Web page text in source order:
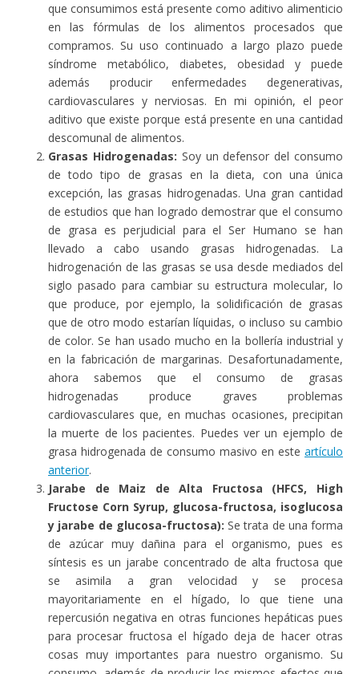
que consumimos está presente como aditivo alimenticio
en las fórmulas de los alimentos procesados que
compramos. Su uso continuado a largo plazo puede
síndrome metabólico, diabetes, obesidad y puede
además producir enfermedades degenerativas,
cardiovasculares y nerviosas. En mi opinión, el peor
aditivo que existe porque está presente en una cantidad
descomunal de alimentos.
Grasas Hidrogenadas: Soy un defensor del consumo
de todo tipo de grasas en la dieta, con una única
excepción, las grasas hidrogenadas. Una gran cantidad
de estudios que han logrado demostrar que el consumo
de grasa es perjudicial para el Ser Humano se han
llevado a cabo usando grasas hidrogenadas. La
hidrogenación de las grasas se usa desde mediados del
siglo pasado para cambiar su estructura molecular, lo
que produce, por ejemplo, la solidificación de grasas
que de otro modo estarían líquidas, o incluso su cambio
de color. Se han usado mucho en la bollería industrial y
en la fabricación de margarinas. Desafortunadamente,
ahora sabemos que el consumo de grasas
hidrogenadas produce graves problemas
cardiovasculares que, en muchas ocasiones, precipitan
la muerte de los pacientes. Puedes ver un ejemplo de
grasa hidrogenada de consumo masivo en este artículo
anterior.
Jarabe de Maiz de Alta Fructosa (HFCS, High
Fructose Corn Syrup, glucosa-fructosa, isoglucosa
y jarabe de glucosa-fructosa): Se trata de una forma
de azúcar muy dañina para el organismo, pues es
síntesis es un jarabe concentrado de alta fructosa que
se asimila a gran velocidad y se procesa
mayoritariamente en el hígado, lo que tiene una
repercusión negativa en otras funciones hepáticas pues
para procesar fructosa el hígado deja de hacer otras
cosas muy importantes para nuestro organismo. Su